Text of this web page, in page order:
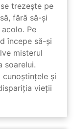
trezește pe
fără să-și
Pe
începe să-și
misterul
soarelui.
și
vieții